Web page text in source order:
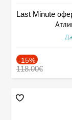
Last Minute
-15%
118.00€